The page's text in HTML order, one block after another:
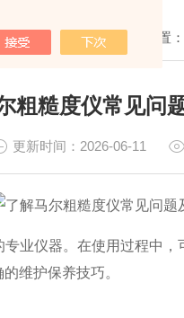
我的位置：
粗糙度仪常见问
更新时间：2026-06-11
业仪器。在使用过程中
维护保养技巧。